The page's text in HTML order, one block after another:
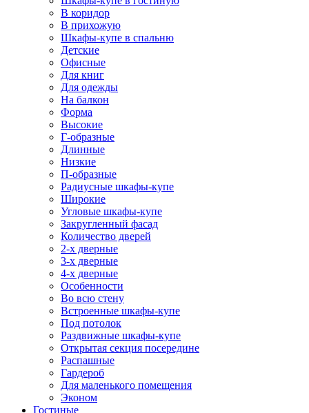
В коридор
В прихожую
Шкафы-купе в спальню
Детские
Офисные
Для книг
Для одежды
На балкон
Форма
Высокие
Г-образные
Длинные
Низкие
П-образные
Радиусные шкафы-купе
Широкие
Угловые шкафы-купе
Закругленный фасад
Количество дверей
2-х дверные
3-х дверные
4-х дверные
Особенности
Во всю стену
Встроенные шкафы-купе
Под потолок
Раздвижные шкафы-купе
Открытая секция посередине
Распашные
Гардероб
Для маленького помещения
Эконом
Гостиные